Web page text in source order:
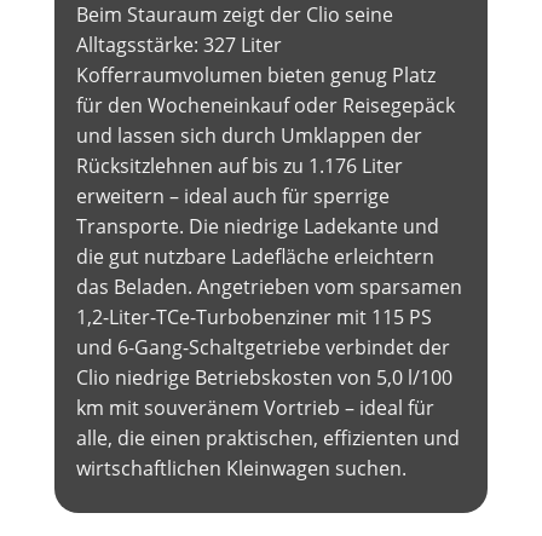
Beim Stauraum zeigt der Clio seine
Alltagsstärke: 327 Liter
Kofferraumvolumen bieten genug Platz
für den Wocheneinkauf oder Reisegepäck
und lassen sich durch Umklappen der
Rücksitzlehnen auf bis zu 1.176 Liter
erweitern – ideal auch für sperrige
Transporte. Die niedrige Ladekante und
die gut nutzbare Ladefläche erleichtern
das Beladen. Angetrieben vom sparsamen
1,2-Liter-TCe-Turbobenziner mit 115 PS
und 6-Gang-Schaltgetriebe verbindet der
Clio niedrige Betriebskosten von 5,0 l/100
km mit souveränem Vortrieb – ideal für
alle, die einen praktischen, effizienten und
wirtschaftlichen Kleinwagen suchen.